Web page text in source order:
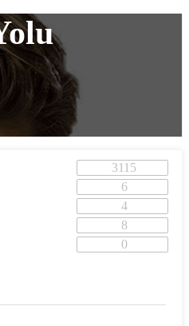
3115
6
4
8
0